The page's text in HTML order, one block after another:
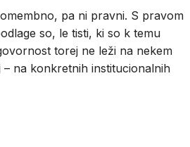
pa ni pravni. S pravom
so, le tisti, ki so k temu
torej ne leži na nekem
na konkretnih institucionalnih